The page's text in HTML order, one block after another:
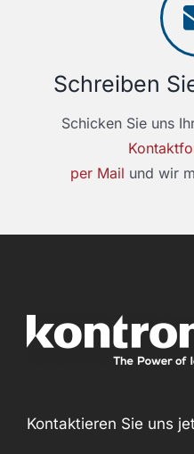
Schreiben
Schicken Sie uns
per Mail und wir
Kontaktieren Sie uns